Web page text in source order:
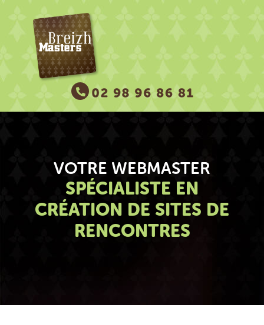
VOTRE WEBMASTER
SPÉCIALISTE EN
CRÉATION DE SITES DE
RENCONTRES